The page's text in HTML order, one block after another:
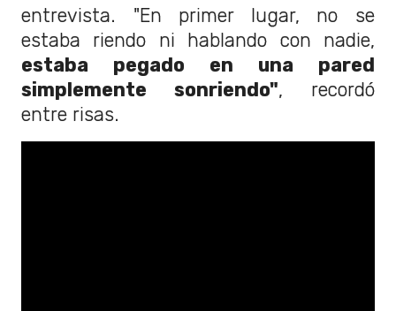
entrevista. "En primer lugar, no se
estaba riendo ni hablando con nadie,
estaba pegado en una pared
simplemente sonriendo", recordó
entre risas.